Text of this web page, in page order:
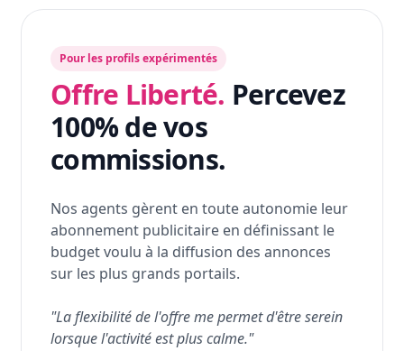
Pour les profils expérimentés
Offre Liberté. Percevez
100% de vos
commissions.
Nos agents gèrent en toute autonomie leur
abonnement publicitaire en définissant le
budget voulu à la diffusion des annonces
sur les plus grands portails.
"La flexibilité de l'offre me permet d'être serein
lorsque l'activité est plus calme."